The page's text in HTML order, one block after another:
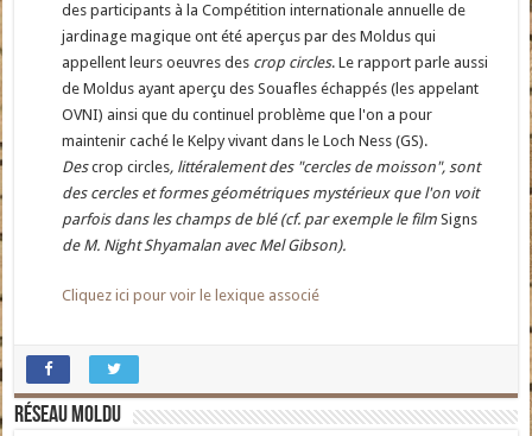
des participants à la Compétition internationale annuelle de
jardinage magique ont été aperçus par des Moldus qui
appellent leurs oeuvres des crop circles. Le rapport parle aussi
de Moldus ayant aperçu des Souafles échappés (les appelant
OVNI) ainsi que du continuel problème que l'on a pour
maintenir caché le Kelpy vivant dans le Loch Ness (GS).
Descrop circles, littéralement des "cercles de moisson", sont
des cercles et formes géométriques mystérieux que l'on voit
parfois dans les champs de blé (cf. par exemple le filmSigns
de M. Night Shyamalan avec Mel Gibson).
Cliquez ici pour voir le lexique associé
Réseau moldu